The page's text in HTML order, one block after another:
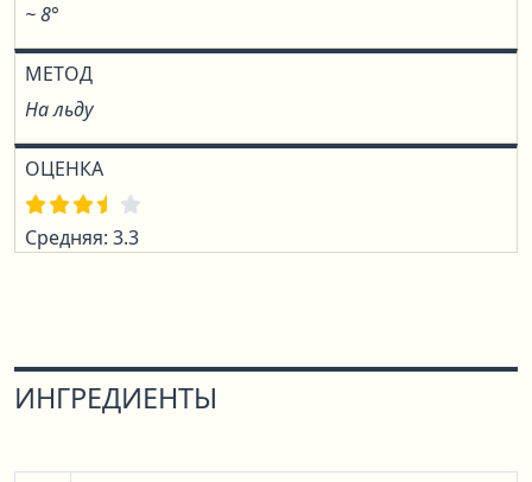
~ 8°
МЕТОД
На льду
ОЦЕНКА
Средняя: 3.3
ИНГРЕДИЕНТЫ